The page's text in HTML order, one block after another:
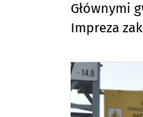
Głównymi
Impreza